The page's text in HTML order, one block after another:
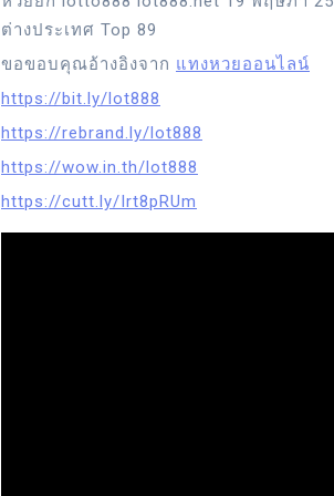
ต่างประเทศ Top 89
ขอขอบคุณอ้างอิงจาก แทงหวยออนไลน์
https://bit.ly/lot888
https://rebrand.ly/lot888
https://wow.in.th/lot888
https://cutt.ly/Irt8pRUm